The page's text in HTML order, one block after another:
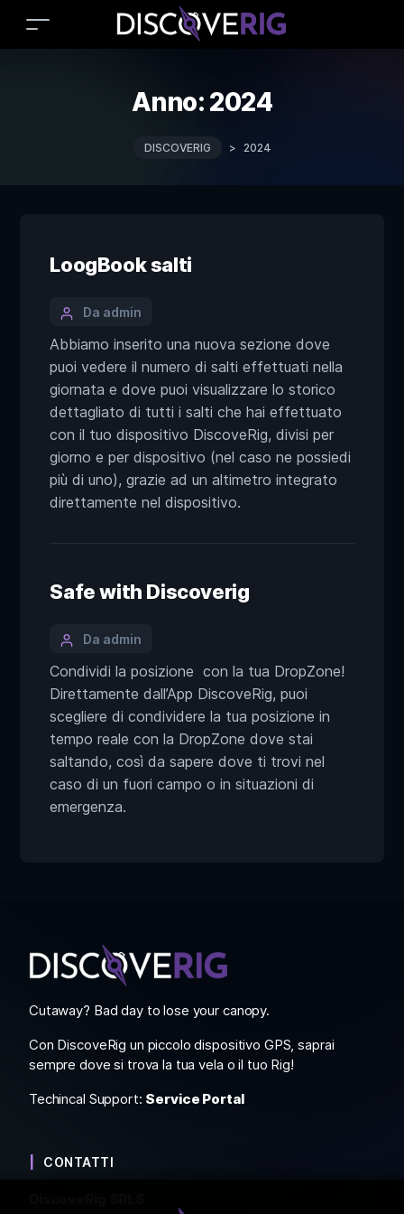
Anno: 2024
DISCOVERIG > 2024
LoogBook salti
Da admin
Abbiamo inserito una nuova sezione dove
puoi vedere il numero di salti effettuati nella
giornata e dove puoi visualizzare lo storico
dettagliato di tutti i salti che hai effettuato
con il tuo dispositivo DiscoveRig, divisi per
giorno e per dispositivo (nel caso ne possiedi
più di uno), grazie ad un altimetro integrato
direttamente nel dispositivo.
Safe with Discoverig
Da admin
Condividi la posizione con la tua DropZone!
Direttamente dall’App DiscoveRig, puoi
scegliere di condividere la tua posizione in
tempo reale con la DropZone dove stai
saltando, così da sapere dove ti trovi nel
caso di un fuori campo o in situazioni di
emergenza.
Cutaway? Bad day to lose your canopy.
Con DiscoveRig un piccolo dispositivo GPS, saprai
sempre dove si trova la tua vela o il tuo Rig!
Techincal Support: Service Portal
CONTATTI